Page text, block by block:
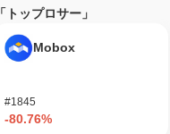
「トップロサー」
Mobox
#1845
-80.76%